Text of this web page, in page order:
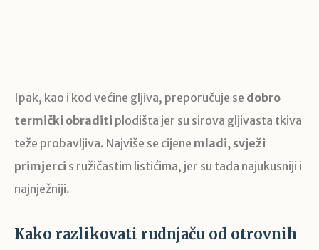
Ipak, kao i kod većine gljiva, preporučuje se dobro
termički obraditi plodišta jer su sirova gljivasta tkiva
teže probavljiva. Najviše se cijene mladi, svježi
primjerci s ružičastim listićima, jer su tada najukusniji i
najnježniji.
Kako razlikovati rudnjaču od otrovnih